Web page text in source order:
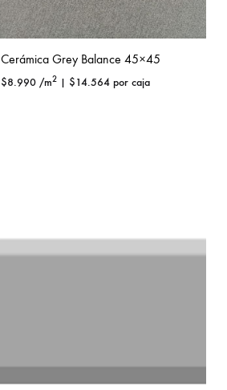
Cerámica Grey Balance 45×45
$8.990 /m2 | $14.564 por caja